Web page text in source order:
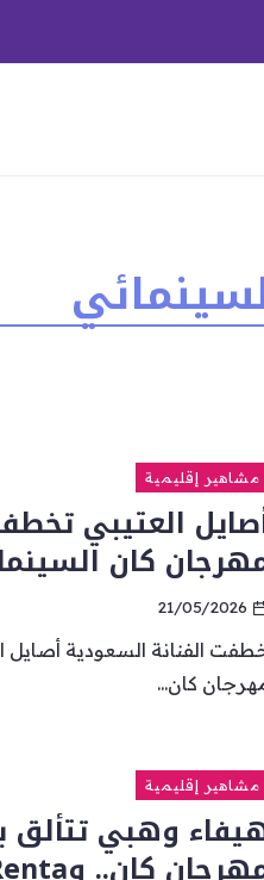
مشاهير إقليمية
العتيبي
كان
21/05/2026
الفنانة السعودية أصايل
كان...
مشاهير إقليمية
وهبي تتألق